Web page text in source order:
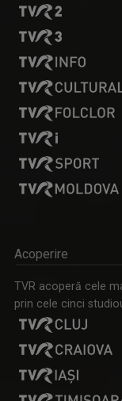
REPORTER SPECIAL
Emisiune de
ROMÂNIA DIVERSĂ
Emisiune despre
IOANA DOLEANU
Face parte din
TVR Iaşi înseamnă
Acoperire
TVR acoperă cele
prin cele cinci